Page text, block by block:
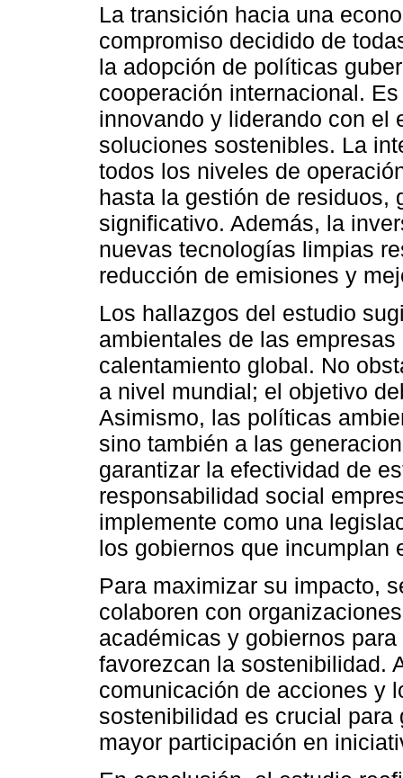
La transición hacia una
compromiso decidido de
la adopción de políticas
cooperación internacional.
innovando y liderando con el
soluciones sostenibles. La
todos los niveles de
hasta la gestión de residuos,
significativo. Además, la
nuevas tecnologías limpias
reducción de emisiones y
Los hallazgos del estudio
ambientales de las
calentamiento global. No
a nivel mundial; el objetivo
Asimismo, las políticas
sino también a las
garantizar la efectividad de
responsabilidad social
implemente como una
los gobiernos que incumplan
Para maximizar su impacto,
colaboren con
académicas y gobiernos
favorezcan la sostenibilidad.
comunicación de acciones y
sostenibilidad es crucial
mayor participación en